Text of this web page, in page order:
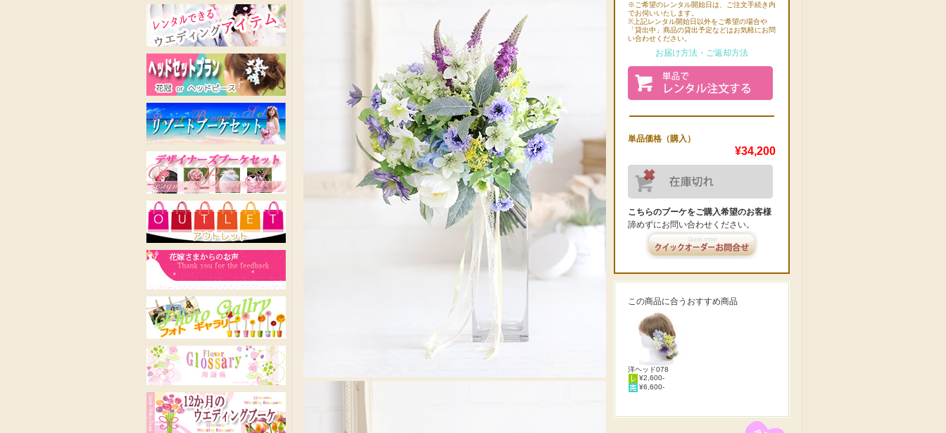
※ご希望のレンタル開始日は、ご注文手続き内
でお伺いいたします。
※上記レンタル開始日以外をご希望の場合や
「貸出中」商品の貸出予定などはお気軽にお問
い合わせください。
お届け方法・ご返却方法
単品価格（購入）
¥34,200
こちらのブーケをご購入希望のお客様
諦めずにお問い合わせください。
この商品に合うおすすめ商品
洋ヘッド078
¥2,600-
¥6,600-